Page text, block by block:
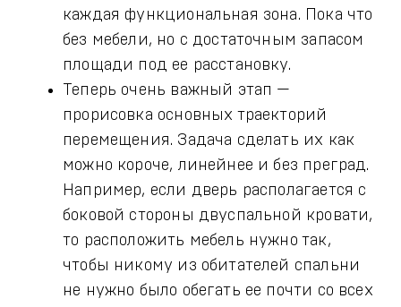
каждая функциональная зона. Пока что
без мебели, но с достаточным запасом
площади под ее расстановку.
Теперь очень важный этап —
прорисовка основных траекторий
перемещения. Задача сделать их как
можно короче, линейнее и без преград.
Например, если дверь располагается с
боковой стороны двуспальной кровати,
то расположить мебель нужно так,
чтобы никому из обитателей спальни
не нужно было обегать ее почти со всех